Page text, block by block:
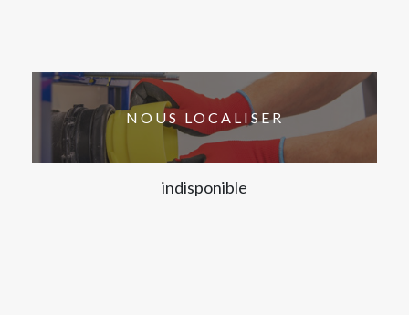
NOUS LOCALISER
indisponible